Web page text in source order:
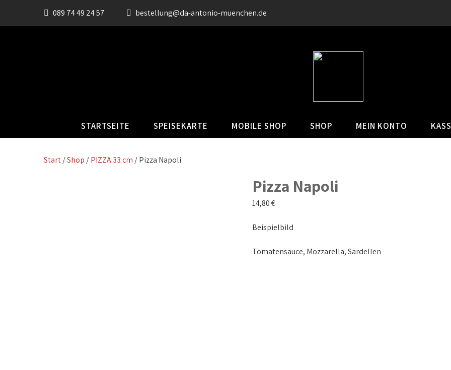
089 74 49 24 57 bestellung@da-antonio-muenchen.de
STARTSEITE SPEISEKARTE MOBILE SHOP SHOP MEIN KONTO
Start/Shop /PIZZA 33 cm / Pizza Napoli
Pizza Napoli
14,80€
Beispielbild
Tomatensauce, Mozzarella, Sardellen